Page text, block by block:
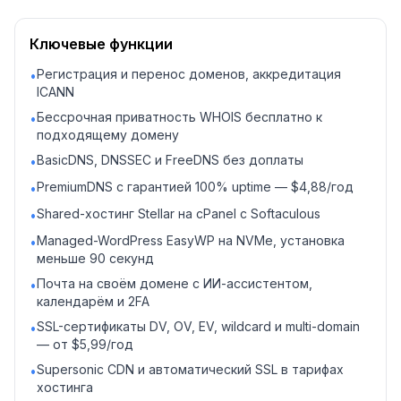
Ключевые функции
•Регистрация и перенос доменов, аккредитация
ICANN
•Бессрочная приватность WHOIS бесплатно к
подходящему домену
•BasicDNS, DNSSEC и FreeDNS без доплаты
•PremiumDNS с гарантией 100% uptime — $4,88/год
•Shared-хостинг Stellar на cPanel с Softaculous
•Managed-WordPress EasyWP на NVMe, установка
меньше 90 секунд
•Почта на своём домене с ИИ-ассистентом,
календарём и 2FA
•SSL-сертификаты DV, OV, EV, wildcard и multi-domain
— от $5,99/год
•Supersonic CDN и автоматический SSL в тарифах
хостинга